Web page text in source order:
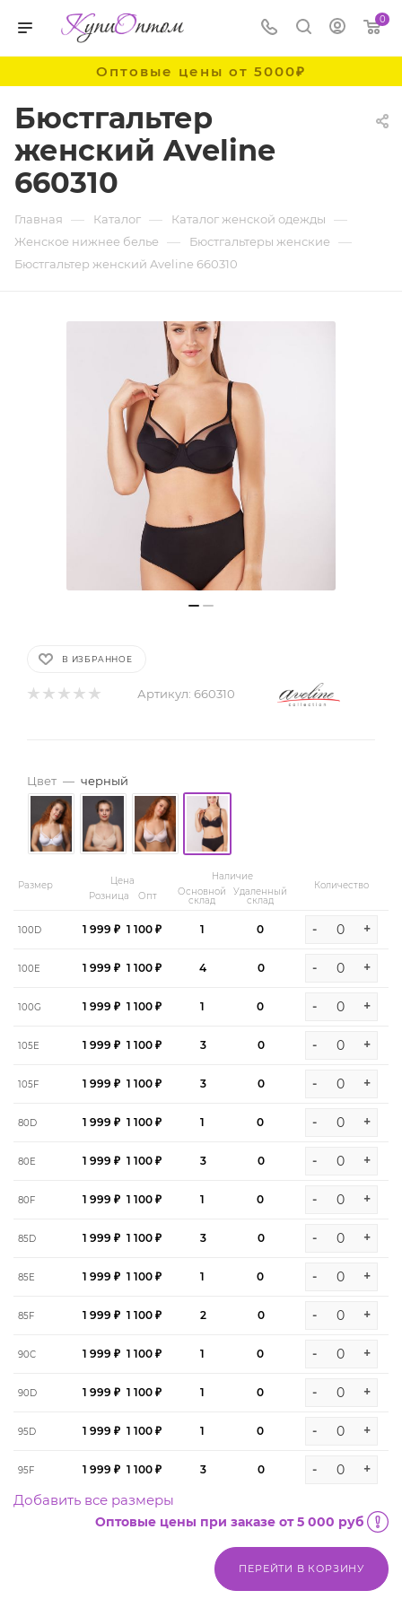
0
Оптовые цены от 5000₽
Бюстгальтер
женский Aveline
660310
Главная — Каталог — Каталог женской одежды —
Женское нижнее белье — Бюстгальтеры женские —
Бюстгальтер женский Aveline 660310
В ИЗБРАННОЕ
Артикул: 660310
Цвет — черный
Размер
Цена
Розница
Опт
Наличие
Основной
склад
Удаленный
склад
Количество
100D 1 999 ₽ 1 100 ₽ 1 0 - +
100E 1 999 ₽ 1 100 ₽ 4 0 - +
100G 1 999 ₽ 1 100 ₽ 1 0 - +
105E 1 999 ₽ 1 100 ₽ 3 0 - +
105F 1 999 ₽ 1 100 ₽ 3 0 - +
80D 1 999 ₽ 1 100 ₽ 1 0 - +
80E 1 999 ₽ 1 100 ₽ 3 0 - +
80F 1 999 ₽ 1 100 ₽ 1 0 - +
85D 1 999 ₽ 1 100 ₽ 3 0 - +
85E 1 999 ₽ 1 100 ₽ 1 0 - +
85F 1 999 ₽ 1 100 ₽ 2 0 - +
90C 1 999 ₽ 1 100 ₽ 1 0 - +
90D 1 999 ₽ 1 100 ₽ 1 0 - +
95D 1 999 ₽ 1 100 ₽ 1 0 - +
95F 1 999 ₽ 1 100 ₽ 3 0 - +
Добавить все размеры
Оптовые цены при заказе от 5 000 руб
ПЕРЕЙТИ В КОРЗИНУ